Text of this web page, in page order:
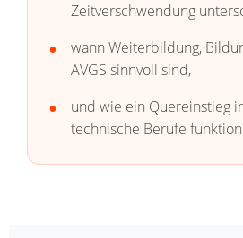
Zeitverschwendung
wann Weiterbildung,
AVGS sinnvoll sind,
und wie ein Quereinstieg
technische Berufe